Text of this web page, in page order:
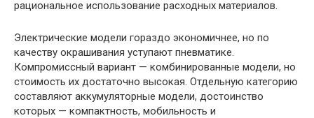
рациональное использование расходных материалов.
Электрические модели гораздо экономичнее, но по
качеству окрашивания уступают пневматике.
Компромиссный вариант — комбинированные модели, но
стоимость их достаточно высокая. Отдельную категорию
составляют аккумуляторные модели, достоинство
которых — компактность, мобильность и